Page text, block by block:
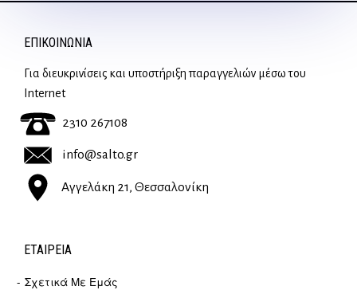
ΕΠΙΚΟΙΝΩΝΊΑ
Για διευκρινίσεις και υποστήριξη παραγγελιών μέσω του
Internet
2310 267108
info@salto.gr
Αγγελάκη 21, Θεσσαλονίκη
ΕΤΑΙΡΕΊΑ
Σχετικά Με Εμάς